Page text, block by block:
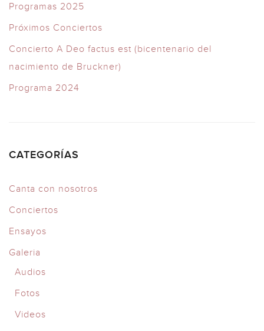
Programas 2025
Próximos Conciertos
Concierto A Deo factus est (bicentenario del
nacimiento de Bruckner)
Programa 2024
CATEGORÍAS
Canta con nosotros
Conciertos
Ensayos
Galeria
Audios
Fotos
Videos